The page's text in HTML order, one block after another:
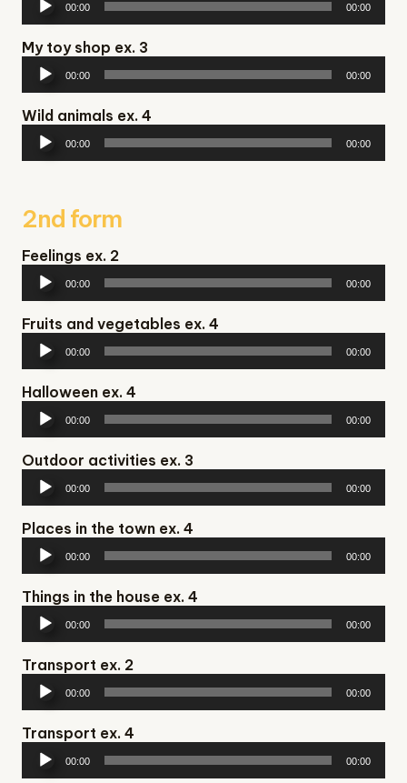
00:00 00:00
My toy shop ex. 3
Аудіопрогравач
00:00 00:00
Wild animals ex. 4
Аудіопрогравач
00:00 00:00
2nd form
Feelings ex. 2
Аудіопрогравач
00:00 00:00
Fruits and vegetables ex. 4
Аудіопрогравач
00:00 00:00
Halloween ex. 4
Аудіопрогравач
00:00 00:00
Outdoor activities ex. 3
Аудіопрогравач
00:00 00:00
Places in the town ex. 4
Аудіопрогравач
00:00 00:00
Things in the house ex. 4
Аудіопрогравач
00:00 00:00
Transport ex. 2
Аудіопрогравач
00:00 00:00
Transport ex. 4
Аудіопрогравач
00:00 00:00